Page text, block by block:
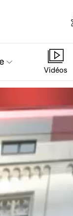
Vidéos